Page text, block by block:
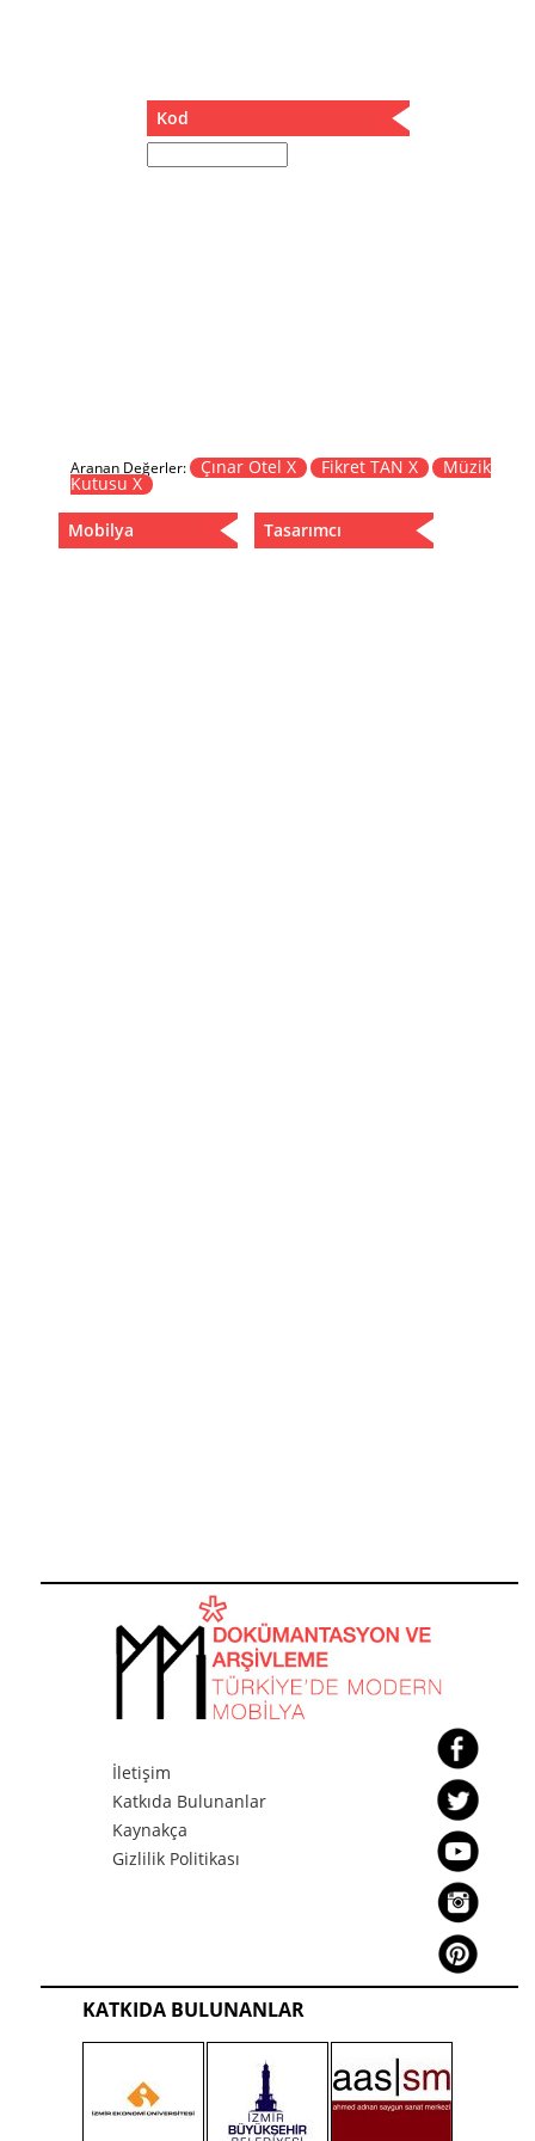
Separatör
Kod
Aranan Değerler: Çınar Otel X Fikret TAN X Müzik
Kutusu X
Mobilya Tasarımcı
İletişim
Katkıda Bulunanlar
Kaynakça
Gizlilik Politikası
KATKIDA BULUNANLAR